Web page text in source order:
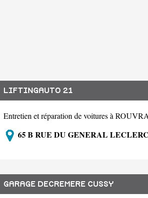
LIFTINGAUTO 21
Entretien et réparation de voitures à
65 B RUE DU GENERAL
GARAGE DECREMERE CUSSY